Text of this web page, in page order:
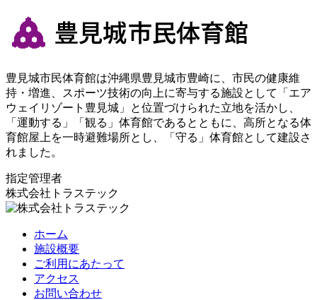
豊見城市民体育館は沖縄県豊見城市豊崎に、市民の健康維
持・増進、スポーツ技術の向上に寄与する施設として「エア
ウェイリゾート豊見城」と位置づけられた立地を活かし、
「運動する」「観る」体育館であるとともに、高所となる体
育館屋上を一時避難場所とし、「守る」体育館として建設さ
れました。
指定管理者
株式会社トラステック
ホーム
施設概要
ご利用にあたって
アクセス
お問い合わせ